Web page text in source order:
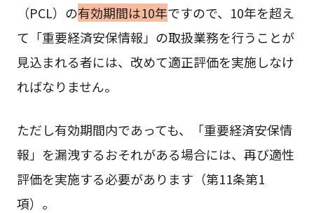
（PCL）の有効期間は10年ですので、10年を超え
て「重要経済安保情報」の取扱業務を行うことが
見込まれる者には、改めて適正評価を実施しなけ
ればなりません。
ただし有効期間内であっても、「重要経済安保情
報」を漏洩するおそれがある場合には、再び適性
評価を実施する必要があります（第11条第1
項）。